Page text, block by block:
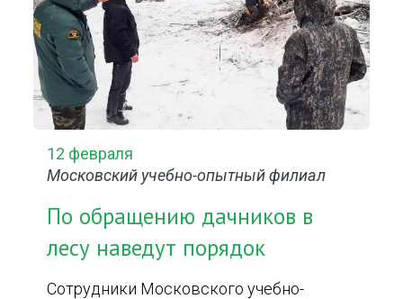
12 февраля
Московский учебно-опытный филиал
По обращению дачников в
лесу наведут порядок
Сотрудники Московского учебно-